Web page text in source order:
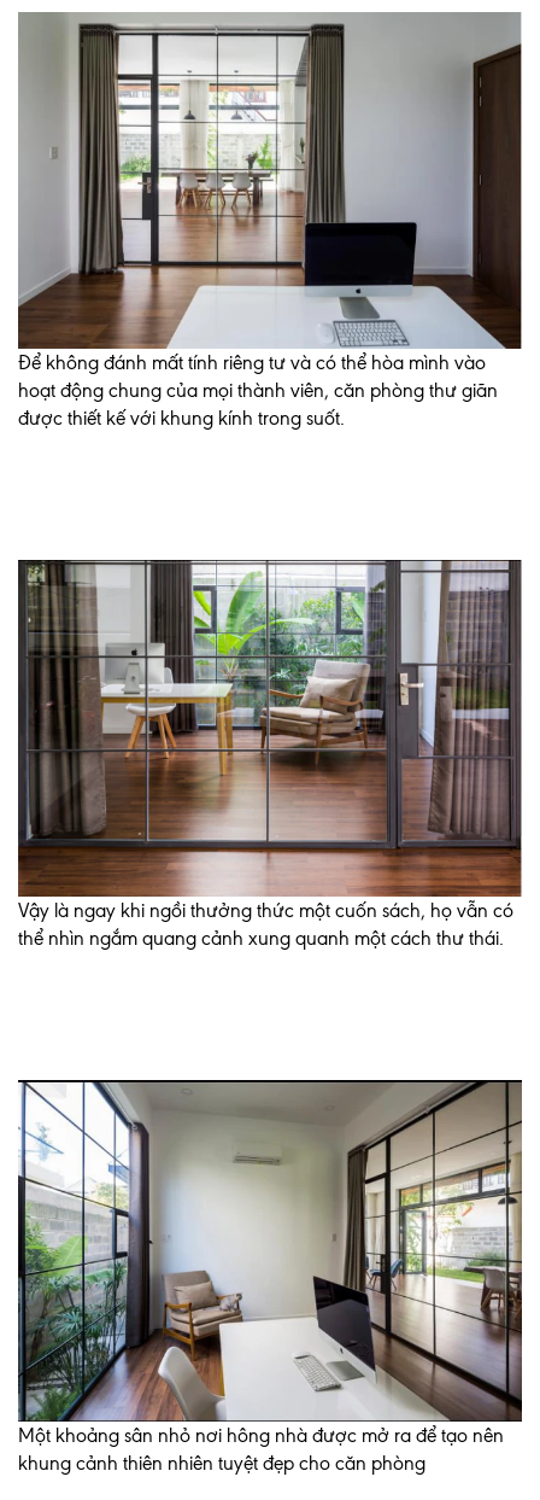
Để không đánh mất tính riêng tư và có thể hòa mình vào
hoạt động chung của mọi thành viên, căn phòng thư giãn
được thiết kế với khung kính trong suốt.
Vậy là ngay khi ngồi thưởng thức một cuốn sách, họ vẫn có
thể nhìn ngắm quang cảnh xung quanh một cách thư thái.
Một khoảng sân nhỏ nơi hông nhà được mở ra để tạo nên
khung cảnh thiên nhiên tuyệt đẹp cho căn phòng